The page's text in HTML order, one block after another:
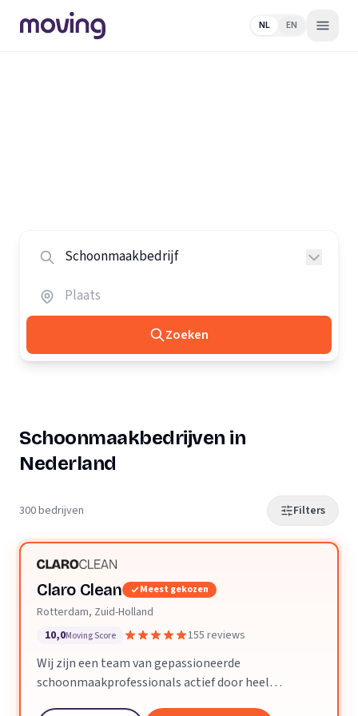
NL EN
Zoeken
Schoonmaakbedrijven in
Nederland
300 bedrijven Filters
Claro Clean Meest gekozen
Rotterdam, Zuid-Holland
10,0Moving Score 155 reviews
Wij zijn een team van gepassioneerde
schoonmaakprofessionals actief door heel